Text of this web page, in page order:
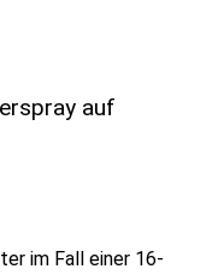
auf
im Fall einer 16-